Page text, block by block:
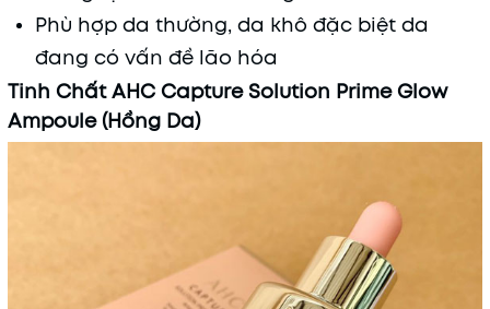
Phù hợp da thường, da khô đặc biệt da
đang có vấn đề lão hóa
Tinh Chất AHC Capture Solution Prime Glow
Ampoule (Hồng Da)